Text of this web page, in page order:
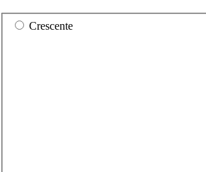
Crescente